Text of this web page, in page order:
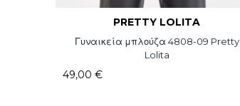
PRETTY LOLITA
Γυναικεία μπλούζα 4808-09 Pretty
Lolita
49,00 €